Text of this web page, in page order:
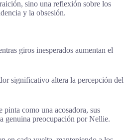
sino una reflexión sobre los
y la obsesión.
giros inesperados aumentan el
significativo altera la percepción del
como una acosadora, sus
genuina preocupación por Nellie.